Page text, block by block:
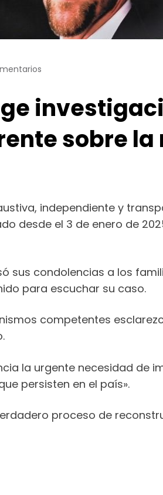
sobre la
independiente y
desde el 3 de enero de
sus condolencias a los
para escuchar su caso.
competentes
la urgente necesidad de
persisten en el país».
proceso de